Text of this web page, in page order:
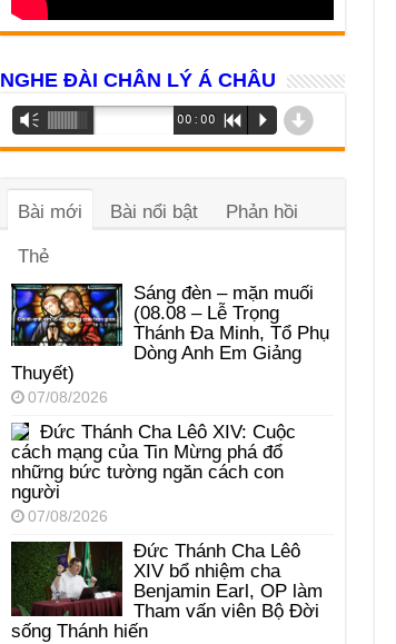
NGHE ĐÀI CHÂN LÝ Á CHÂU
Trình
phát
âm
Vm 00:00 R P d
Bài mới Bài nổi bật Phản hồi
Thẻ
Sáng đèn – mặn muối
(08.08 – Lễ Trọng
Thánh Đa Minh, Tổ Phụ
Dòng Anh Em Giảng
Thuyết)
07/08/2026
Đức Thánh Cha Lêô XIV: Cuộc
cách mạng của Tin Mừng phá đổ
những bức tường ngăn cách con
người
07/08/2026
Đức Thánh Cha Lêô
XIV bổ nhiệm cha
Benjamin Earl, OP làm
Tham vấn viên Bộ Đời
sống Thánh hiến